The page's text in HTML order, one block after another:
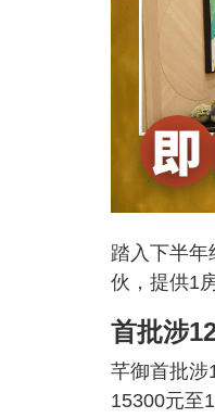
踏入下半
伙，提供1
首批涉
芊御首批涉
15300元至